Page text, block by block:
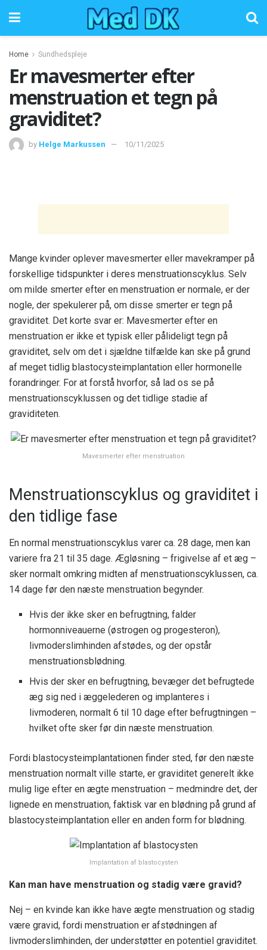
Home Sundhedspleje
Er mavesmerter efter
menstruation et tegn på
graviditet?
by Helge Markussen 10/11/2025
Mange kvinder oplever mavesmerter eller mavekramper på
forskellige tidspunkter i deres menstruationscyklus. Selv
om milde smerter efter en menstruation er normale, er der
nogle, der spekulerer på, om disse smerter er tegn på
graviditet. Det korte svar er: Mavesmerter efter en
menstruation er ikke et typisk eller pålideligt tegn på
graviditet, selv om det i sjældne tilfælde kan ske på grund
af meget tidlig blastocysteimplantation eller hormonelle
forandringer. For at forstå hvorfor, så lad os se på
menstruationscyklussen og det tidlige stadie af
graviditeten.
Mavesmerter efter menstruation
Menstruationscyklus og graviditet i
den tidlige fase
En normal menstruationscyklus varer ca. 28 dage, men kan
variere fra 21 til 35 dage. Ægløsning – frigivelse af et æg –
sker normalt omkring midten af menstruationscyklussen, ca.
14 dage før den næste menstruation begynder.
Hvis der ikke sker en befrugtning, falder
hormonniveauerne (østrogen og progesteron),
livmoderslimhinden afstødes, og der opstår
menstruationsblødning.
Hvis der sker en befrugtning, bevæger det befrugtede
æg sig ned i æggelederen og implanteres i
livmoderen, normalt 6 til 10 dage efter befrugtningen –
hvilket ofte sker før din næste menstruation.
Fordi blastocysteimplantationen finder sted, før den næste
menstruation normalt ville starte, er graviditet generelt ikke
mulig lige efter en ægte menstruation – medmindre det, der
lignede en menstruation, faktisk var en blødning på grund af
blastocysteimplantation eller en anden form for blødning.
Implantation af blastocysten
Kan man have menstruation og stadig være gravid?
Nej – en kvinde kan ikke have ægte menstruation og stadig
være gravid, fordi menstruation er afstødningen af
livmoderslimhinden, der understøtter en potentiel graviditet.